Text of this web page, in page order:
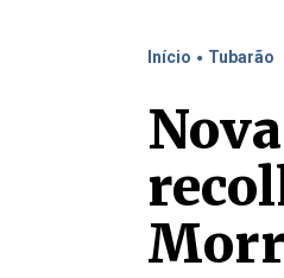
Início . Tubarão